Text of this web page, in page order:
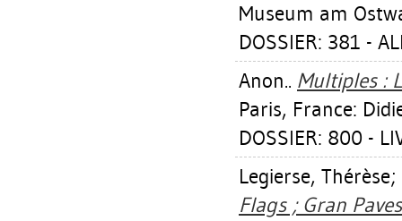
Museum am
DOSSIER: 381 -
Anon.. Multiples :
Paris, France:
DOSSIER: 800 -
Legierse, Thérèse;
Flags ; Gran